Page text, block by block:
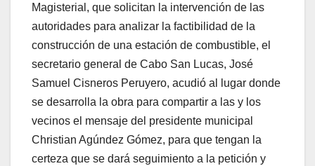
Magisterial, que solicitan la intervención de las
autoridades para analizar la factibilidad de la
construcción de una estación de combustible, el
secretario general de Cabo San Lucas, José
Samuel Cisneros Peruyero, acudió al lugar donde
se desarrolla la obra para compartir a las y los
vecinos el mensaje del presidente municipal
Christian Agúndez Gómez, para que tengan la
certeza que se dará seguimiento a la petición y